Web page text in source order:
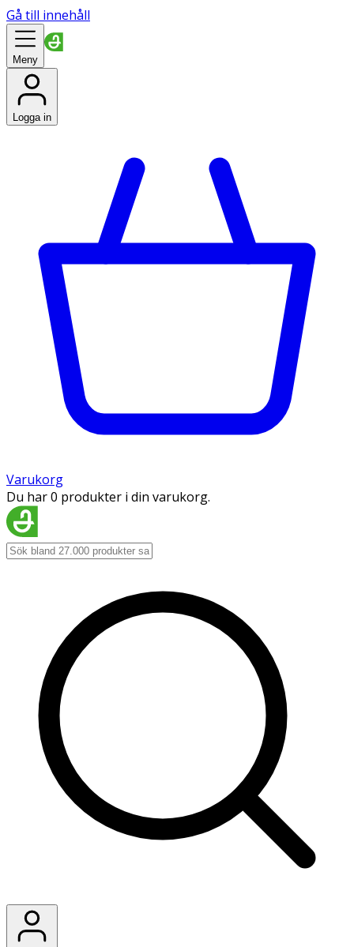
Gå till innehåll
Meny
Logga in
Varukorg
Du har 0 produkter i din varukorg.